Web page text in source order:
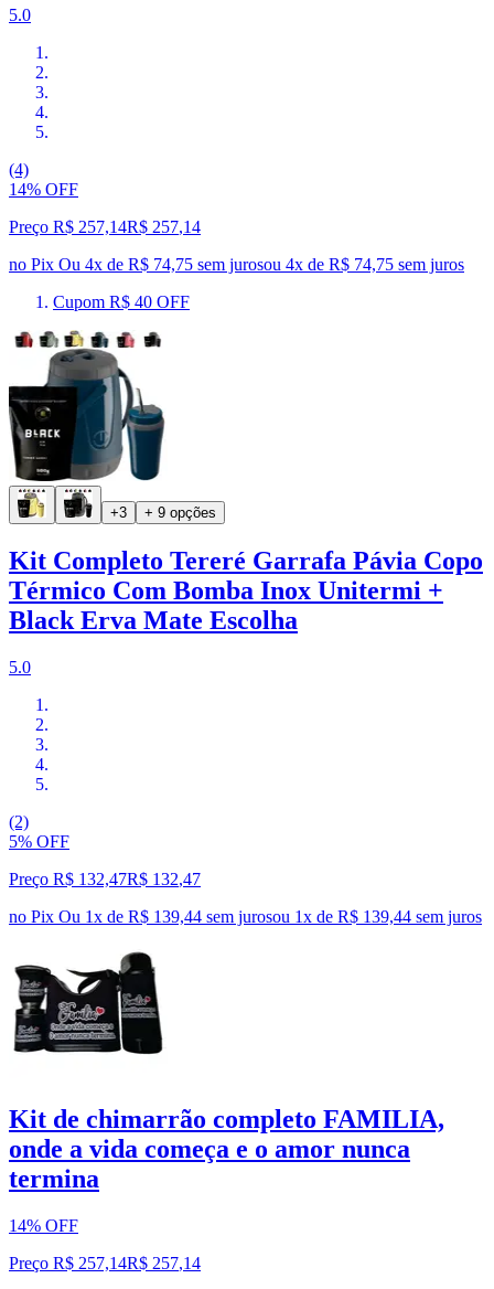
5.0
(4)
14% OFF
Preço R$ 257,14R$ 257,14
no Pix Ou 4x de R$ 74,75 sem jurosou 4x de R$ 74,75 sem juros
Cupom R$ 40 OFF
+3 + 9 opções
Kit Completo Tereré Garrafa Pávia Copo
Térmico Com Bomba Inox Unitermi +
Black Erva Mate Escolha
5.0
(2)
5% OFF
Preço R$ 132,47R$ 132,47
no Pix Ou 1x de R$ 139,44 sem jurosou 1x de R$ 139,44 sem juros
Kit de chimarrão completo FAMILIA,
onde a vida começa e o amor nunca
termina
14% OFF
Preço R$ 257,14R$ 257,14